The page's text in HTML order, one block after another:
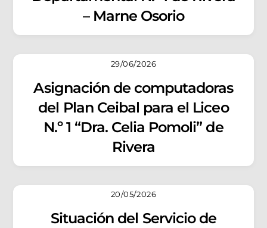
– Marne Osorio
29/06/2026
Asignación de computadoras
del Plan Ceibal para el Liceo
N.º 1 “Dra. Celia Pomoli” de
Rivera
20/05/2026
Situación del Servicio de